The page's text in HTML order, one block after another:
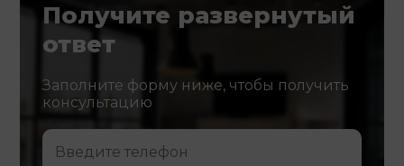
Получите развернутый
ответ
Заполните форму ниже, чтобы получить
консультацию